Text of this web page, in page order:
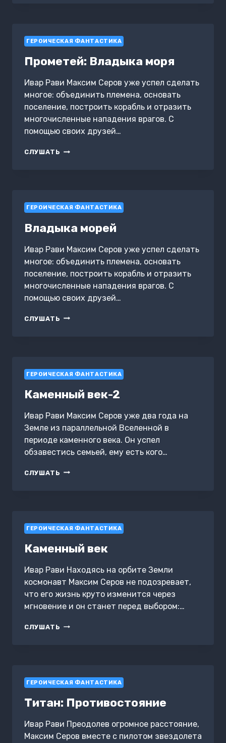
ГЕРОИЧЕСКАЯ ФАНТАСТИКА
Прометей: Владыка моря
Ивар Рави Максим Серов уже успел сделать
многое: объединить племена, основать
поселение, построить корабль и отразить
многочисленные нападения врагов. С
помощью своих друзей…
СЛУШАТЬ ПРОМЕТЕЙ:
ГЕРОИЧЕСКАЯ ФАНТАСТИКА
Владыка морей
Ивар Рави Максим Серов уже успел сделать
многое: объединить племена, основать
поселение, построить корабль и отразить
многочисленные нападения врагов. С
помощью своих друзей…
СЛУШАТЬ ВЛАДЫКА
ГЕРОИЧЕСКАЯ ФАНТАСТИКА
Каменный век-2
Ивар Рави Максим Серов уже два года на
Земле из параллельной Вселенной в
периоде каменного века. Он успел
обзавестись семьей, ему есть кого…
СЛУШАТЬ КАМЕННЫЙ
ГЕРОИЧЕСКАЯ ФАНТАСТИКА
Каменный век
Ивар Рави Находясь на орбите Земли
космонавт Максим Серов не подозревает,
что его жизнь круто изменится через
мгновение и он станет перед выбором:…
СЛУШАТЬ КАМЕННЫЙ
ГЕРОИЧЕСКАЯ ФАНТАСТИКА
Титан: Противостояние
Ивар Рави Преодолев огромное расстояние,
Максим Серов вместе с пилотом звездолета